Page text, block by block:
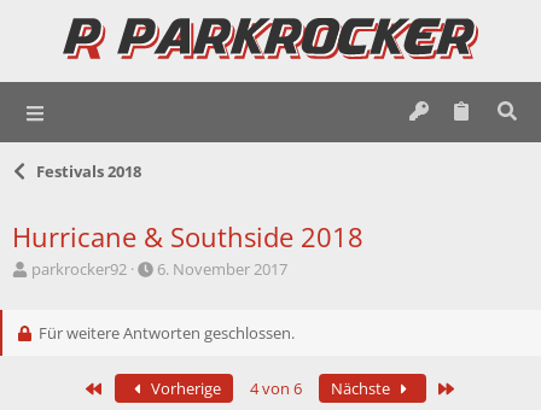
Festivals 2018
Hurricane & Southside 2018
E
t
parkrocker92
E
t
l
l
6. November 2017
Für weitere Antworten geschlossen.
Erste Vorherige 4 von 6 Nächste